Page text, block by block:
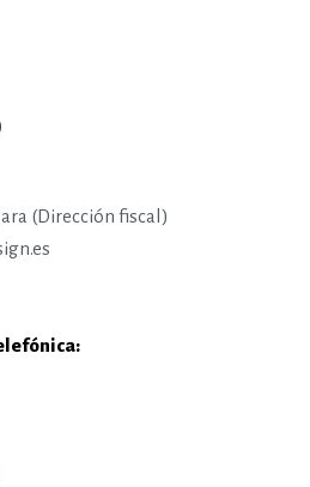
(Dirección fiscal)